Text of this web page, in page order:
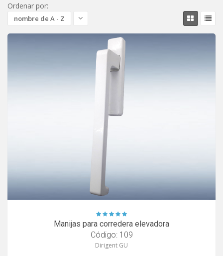
Ordenar por:
nombre de A - Z
Manijas para corredera elevadora
Código: 109
Dirigent GU